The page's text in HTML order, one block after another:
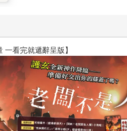
看完就遞辭呈版】